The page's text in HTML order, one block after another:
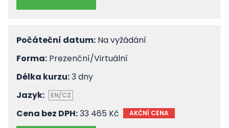
Počáteční datum: Na vyžádání
Forma: Prezenční/Virtuální
Délka kurzu:3 dny
Jazyk:
EN/CZ
Cena bez DPH:33 465 Kč AKČNÍ CENA